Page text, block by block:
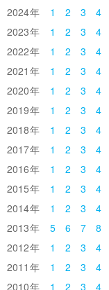
2024
1 2 3 4
2023
1 2 3 4
2022
1 2 3 4
2021
1 2 3 4
2020
1 2 3 4
2019
1 2 3 4
2018
1 2 3 4
2017
1 2 3 4
2016
1 2 3 4
2015
1 2 3 4
2014
1 2 3 4
2013
5 6 7 8
2012
1 2 3 4
2011
1 2 3 4
2010
1 2 3 4